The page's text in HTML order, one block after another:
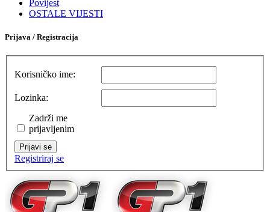
Povijest
OSTALE VIJESTI
Prijava / Registracija
Korisničko ime:
Lozinka:
Zadrži me
prijavljenim
Prijavi se
Registriraj se